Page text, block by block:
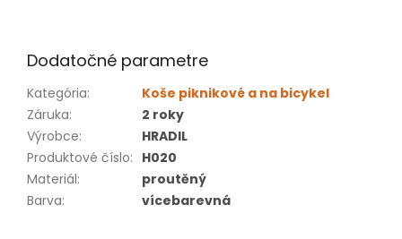
Dodatočné parametre
Kategória:
Koše piknikové a na bicykel
Záruka:
2 roky
Výrobce:
HRADIL
Produktové číslo: H020
Materiál:
proutěný
Barva: vícebarevná